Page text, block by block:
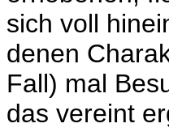
sich voll
denen
Fall) mal
das vereint